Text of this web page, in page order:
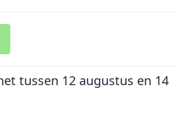
tussen 12 augustus en 14